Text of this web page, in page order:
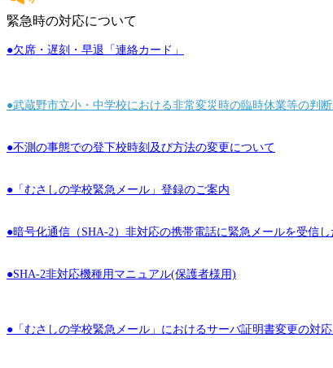
緊急時の対応について
●欠席・遅刻・早退「連絡カード」
●武蔵野市立小・中学校における非常変災時の臨時休業等の判
●不測の事態での登下校時刻及び方法の変更について
●「むさしの学校緊急メール」登録のご案内
●暗号化通信（SHA-2）非対応の携帯電話に緊急メールを受信
●SHA-2非対応機種用マニュアル(保護者様用)
● 「むさしの学校緊急メール」におけるサーバ証明書変更の対